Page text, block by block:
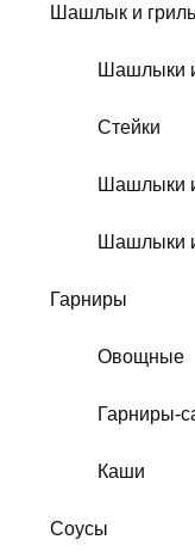
Шашлык и гриль
Шашлыки
Стейки
Шашлыки
Шашлыки
Гарниры
Овощные
Гарниры-
Каши
Соусы